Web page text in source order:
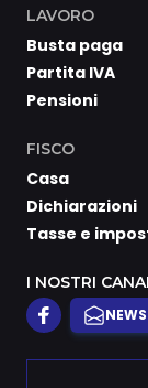
LAVORO
Busta paga
Partita IVA
Pensioni
FISCO
Casa
Dichiarazioni
Tasse e
I NOSTRI